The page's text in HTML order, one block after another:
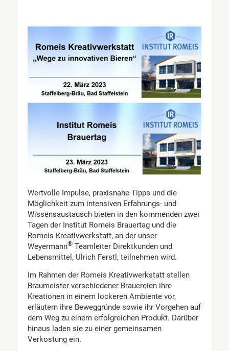
Wertvolle Impulse, praxisnahe Tipps und die
Möglichkeit zum intensiven Erfahrungs- und
Wissensaustausch bieten in den kommenden zwei
Tagen der Institut Romeis Brauertag und die
Romeis Kreativwerkstatt, an der unser
Weyermann®Teamleiter Direktkunden und
Lebensmittel, Ulrich Ferstl, teilnehmen wird.
Im Rahmen der Romeis Kreativwerkstatt stellen
Braumeister verschiedener Brauereien ihre
Kreationen in einem lockeren Ambiente vor,
erläutern ihre Beweggründe sowie ihr Vorgehen auf
dem Weg zu einem erfolgreichen Produkt. Darüber
hinaus laden sie zu einer gemeinsamen
Verkostung ein.